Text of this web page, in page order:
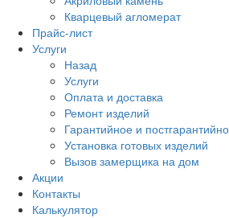
Кварцевый агломерат
Прайс-лист
Услуги
Назад
Услуги
Оплата и доставка
Ремонт изделий
Гарантийное и
Установка готовых изделий
Вызов замерщика на дом
Акции
Контакты
Калькулятор